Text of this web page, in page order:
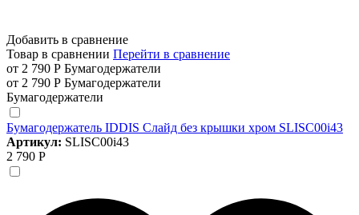
Добавить в сравнение
Товар в сравнении Перейти в сравнение
от 2 790 Р Бумагодержатели
от 2 790 Р Бумагодержатели
Бумагодержатели
Бумагодержатель IDDIS Слайд без крышки хром SLISC00i43
Артикул: SLISC00i43
2 790 Р